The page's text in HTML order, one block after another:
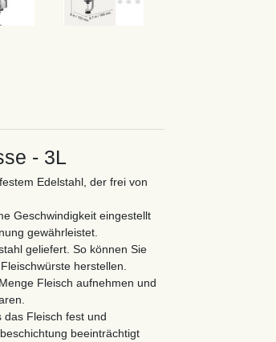
- 3L
Edelstahl, der frei von
Geschwindigkeit eingestellt
gewährleistet.
geliefert. So können Sie
herstellen.
Fleisch aufnehmen und
das Fleisch fest und
beeinträchtigt